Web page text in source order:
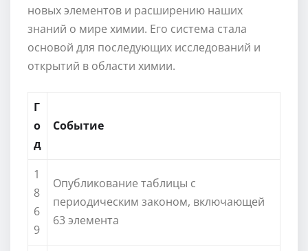
новых элементов и расширению наших
знаний о мире химии. Его система стала
основой для последующих исследований и
открытий в области химии.
Г
о
д
Событие
1
8
6
9
Опубликование таблицы с
периодическим законом, включающей
63 элемента